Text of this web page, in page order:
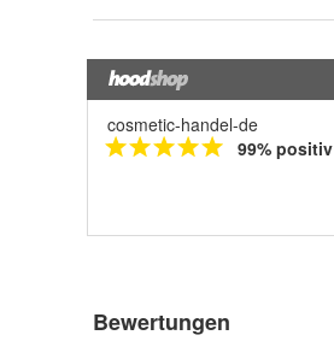
cosmetic-handel-de
99% positiv
Bewertungen